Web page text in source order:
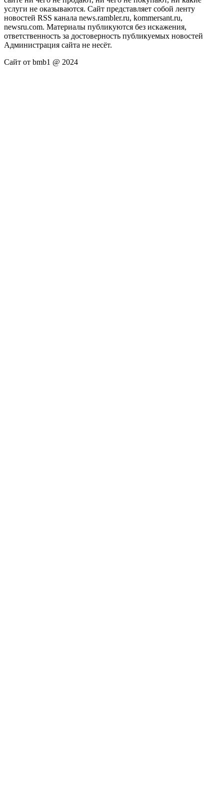
услуги не оказываются. Сайт представляет собой ленту
новостей RSS канала news.rambler.ru, kommersant.ru,
newsru.com. Материалы публикуются без искажения,
ответственность за достоверность публикуемых новостей
Администрация сайта не несёт.
Сайт от bmb1 @ 2024